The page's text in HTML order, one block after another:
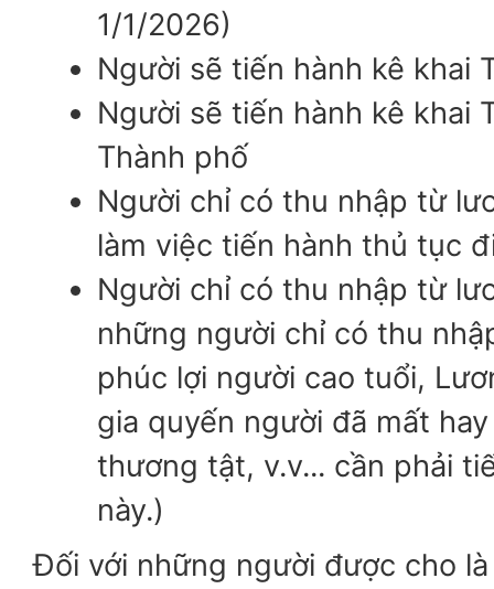
1/1/2026)
Người sẽ tiến hành kê khai
Người sẽ tiến hành kê khai
Thành phố
Người chỉ có thu nhập từ
làm việc tiến hành thủ tục
Người chỉ có thu nhập từ
những người chỉ có thu
phúc lợi người cao tuổi,
gia quyến người đã mất
thương tật, v.v... cần phải
này.)
Đối với những người được cho